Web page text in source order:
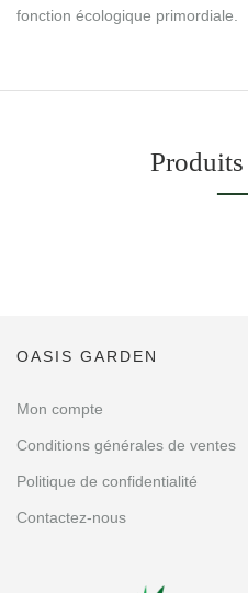
fonction écologique primordiale.
Produits
OASIS GARDEN
Mon compte
Conditions générales de ventes
Politique de confidentialité
Contactez-nous